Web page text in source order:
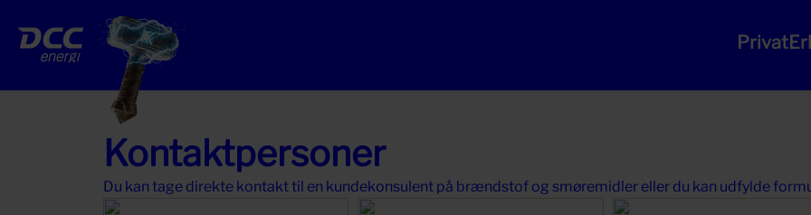
Gå
til
indhold
Privat
Kontaktpersoner
Du kan tage direkte kontakt til en kundekonsulent på brændstof og smøremidler eller du kan udfylde